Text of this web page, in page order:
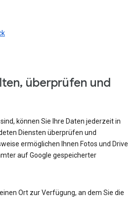
überprüfen und
können Sie Ihre Daten jederzeit in
Diensten überprüfen und
ermöglichen Ihnen Fotos und Drive
auf Google gespeicherter
Ort zur Verfügung, an dem Sie die